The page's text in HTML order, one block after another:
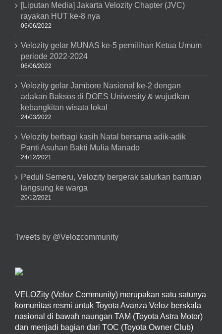
[Liputan Media] Jakarta Velozity Chapter (JVC)
rayakan HUT ke-8 nya
06/06/2022
Velozity gelar MUNAS ke-5 pemilihan Ketua Umum
periode 2022-2024
06/06/2022
Velozity gelar Jambore Nasional ke-2 dengan
adakan Baksos di DOES University & wujudkan
kebangkitan wisata lokal
24/03/2022
Velozity berbagi kasih Natal bersama adik-adik
Panti Asuhan Bakti Mulia Manado
24/12/2021
Peduli Semeru, Velozity bergerak salurkan bantuan
langsung ke warga
20/12/2021
Tweets by @Velozcommunity
VELOZity (Veloz Community) merupakan satu satunya
komunitas resmi untuk Toyota Avanza Veloz berskala
nasional di bawah naungan TAM (Toyota Astra Motor)
dan menjadi bagian dari TOC (Toyota Owner Club)